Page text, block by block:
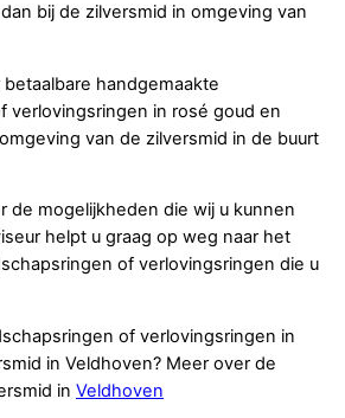
bij de zilversmid in omgeving van
handgemaakte
verlovingsringen in rosé goud en
van de zilversmid in de buurt
de mogelijkheden die wij u kunnen
helpt u graag op weg naar het
of verlovingsringen die u
of verlovingsringen in
in Veldhoven? Meer over de
in Veldhoven